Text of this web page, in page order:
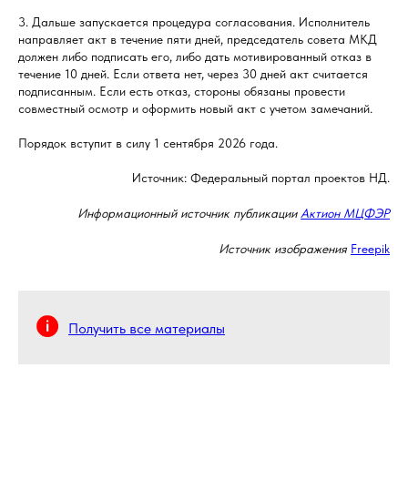
3. Дальше запускается процедура согласования. Исполнитель
направляет акт в течение пяти дней, председатель совета МКД
должен либо подписать его, либо дать мотивированный отказ в
течение 10 дней. Если ответа нет, через 30 дней акт считается
подписанным. Если есть отказ, стороны обязаны провести
совместный осмотр и оформить новый акт с учетом замечаний.
Порядок вступит в силу 1 сентября 2026 года.
Источник: Федеральный портал проектов НД.
Информационный источник публикации Актион МЦФЭР
Источник изображения Freepik
Получить все материалы